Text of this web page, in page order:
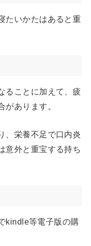
たいかたはあると重
ることに加えて、疲
があります。
、栄養不足で口内炎
意外と重宝する持ち
kindle等電子版の購